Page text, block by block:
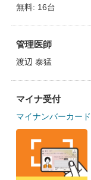
無料: 16台
管理医師
渡辺 泰猛
マイナ受付
マイナンバーカー